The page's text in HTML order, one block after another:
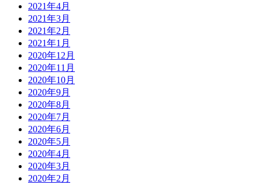
2021年4月
2021年3月
2021年2月
2021年1月
2020年12月
2020年11月
2020年10月
2020年9月
2020年8月
2020年7月
2020年6月
2020年5月
2020年4月
2020年3月
2020年2月